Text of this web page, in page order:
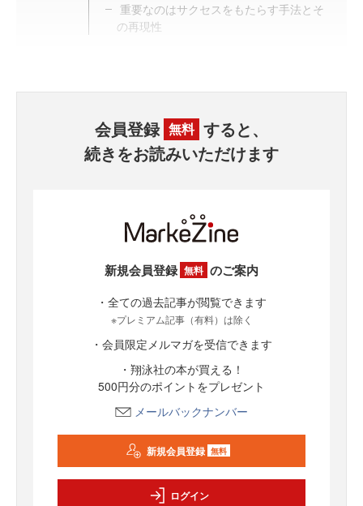
重要なのはサクセスをもたらす手法とそ
の再現性
会員登録 無料 すると、
続きをお読みいただけます
新規会員登録 無料 のご案内
・全ての過去記事が閲覧できます
※プレミアム記事（有料）は除く
・会員限定メルマガを受信できます
・翔泳社の本が買える！
500円分のポイントをプレゼント
メールバックナンバー
新規会員登録 無料
ログイン